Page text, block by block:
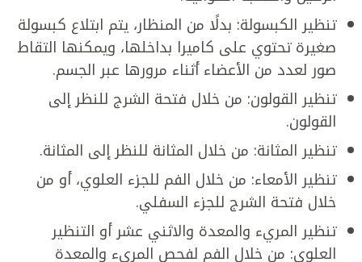
تنظير الكبسولة: بدلًا من المنظار، يتم ابتلاع كبسولة
صغيرة تحتوي على كاميرا بداخلها، ويمكنها التقاط
صور لعدد من الأعضاء أثناء مرورها عبر الجسم.
تنظير القولون: من خلال فتحة الشرج للنظر إلى
القولون.
تنظير المثانة: من خلال المثانة للنظر إلى المثانة.
تنظير الأمعاء: من خلال الفم للجزء العلوي، أو من
خلال فتحة الشرج للجزء السفلي.
تنظير المريء والمعدة والاثني عشر أو التنظير
العلوي: من خلال الفم لفحص المريء والمعدة